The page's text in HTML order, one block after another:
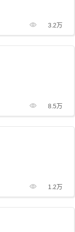
3.2万
8.5万
1.2万